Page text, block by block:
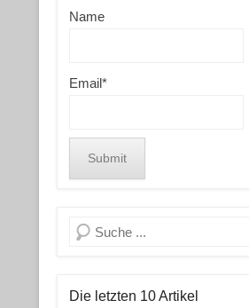
Name
Email*
Search
Die letzten 10 Artikel